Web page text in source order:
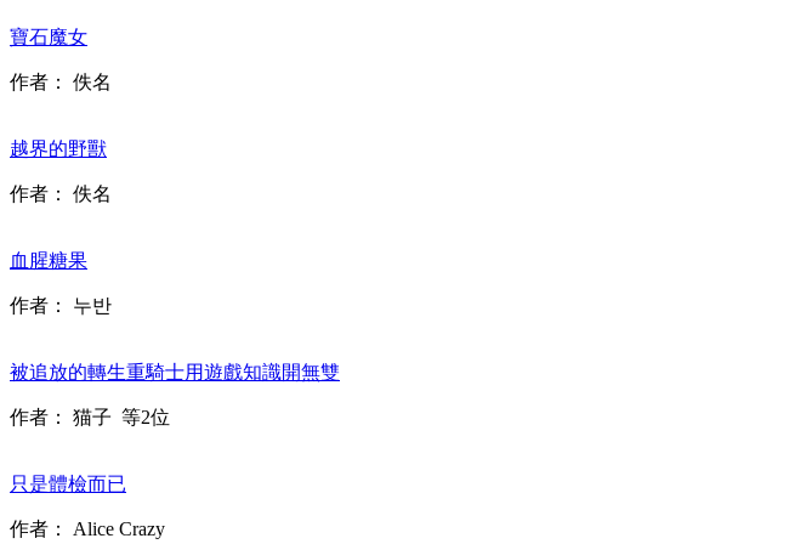
寶石魔女
作者： 佚名
越界的野獸
作者： 佚名
血腥糖果
作者： 누반
被追放的轉生重騎士用遊戲知識開無雙
作者： 猫子 等2位
只是體檢而已
作者： Alice Crazy